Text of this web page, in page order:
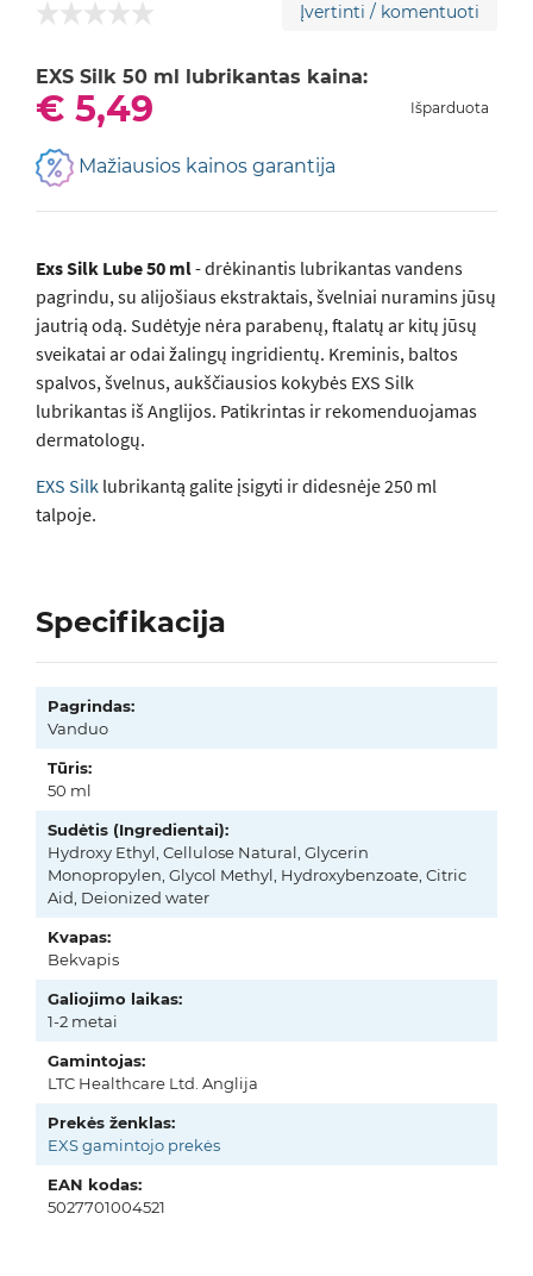
Įvertinti / komentuoti
EXS Silk 50 ml lubrikantas kaina:
€ 5,49 Išparduota
Mažiausios kainos garantija
Exs Silk Lube 50 ml- drėkinantis lubrikantas vandens
pagrindu, su alijošiaus ekstraktais, švelniai nuramins jūsų
jautrią odą. Sudėtyje nėra parabenų, ftalatų ar kitų jūsų
sveikatai ar odai žalingų ingridientų. Kreminis, baltos
spalvos, švelnus, aukščiausios kokybės EXS Silk
lubrikantas iš Anglijos. Patikrintas ir rekomenduojamas
dermatologų.
EXS Silk lubrikantą galite įsigyti ir didesnėje 250 ml
talpoje.
Specifikacija
Pagrindas:
Vanduo
Tūris:
50 ml
Sudėtis (Ingredientai):
Hydroxy Ethyl, Cellulose Natural, Glycerin
Monopropylen, Glycol Methyl, Hydroxybenzoate, Citric
Aid, Deionized water
Kvapas:
Bekvapis
Galiojimo laikas:
1-2 metai
Gamintojas:
LTC Healthcare Ltd. Anglija
Prekės ženklas:
EXS gamintojo prekės
EAN kodas:
5027701004521